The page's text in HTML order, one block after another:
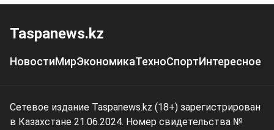
Taspanews.kz
НовостиМирЭкономикаТехноСпортИнтересное
Сетевое издание Taspanews.kz (18+) зарегистрирован
в Казахстане 21.06.2024. Номер свидетельства №